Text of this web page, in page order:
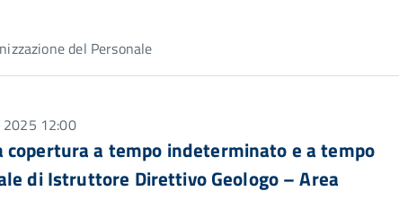
del Personale
2025 12:00
copertura a tempo indeterminato e a tempo
di Istruttore Direttivo Geologo – Area